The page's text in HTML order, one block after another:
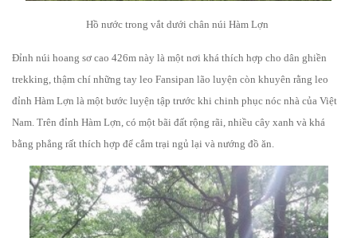
Hồ nước trong vắt dưới chân núi Hàm Lợn
Đỉnh núi hoang sơ cao 426m này là một nơi khá thích hợp cho dân ghiền
trekking, thậm chí những tay leo Fansipan lão luyện còn khuyên rằng leo
đỉnh Hàm Lợn là một bước luyện tập trước khi chinh phục nóc nhà của Việt
Nam. Trên đỉnh Hàm Lợn, có một bãi đất rộng rãi, nhiều cây xanh và khá
bằng phẳng rất thích hợp để cắm trại ngủ lại và nướng đồ ăn.